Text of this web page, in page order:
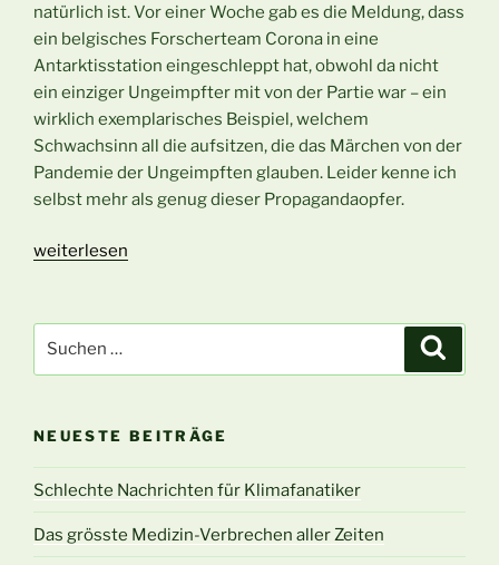
natürlich ist. Vor einer Woche gab es die Meldung, dass
ein belgisches Forscherteam Corona in eine
Antarktisstation eingeschleppt hat, obwohl da nicht
ein einziger Ungeimpfter mit von der Partie war – ein
wirklich exemplarisches Beispiel, welchem
Schwachsinn all die aufsitzen, die das Märchen von der
Pandemie der Ungeimpften glauben. Leider kenne ich
selbst mehr als genug dieser Propagandaopfer.
„Ungeimpft“
weiterlesen
nach:
NEUESTE BEITRÄGE
Schlechte Nachrichten für Klimafanatiker
Das grösste Medizin-Verbrechen aller Zeiten